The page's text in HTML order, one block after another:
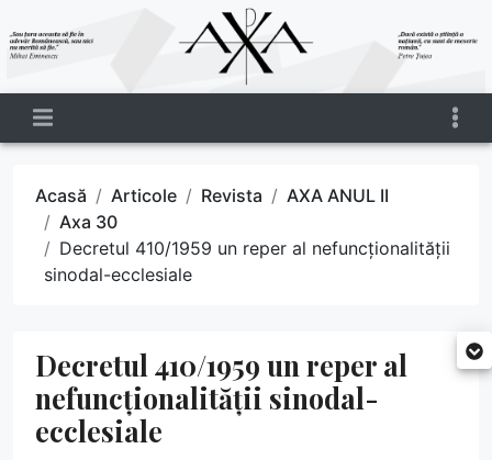
Acasă Articole Revista
AXA ANUL II
Axa 30
Decretul 410/1959 un reper al nefuncționalității
sinodal-ecclesiale
Decretul 410/1959 un reper al
nefuncționalității sinodal-
ecclesiale